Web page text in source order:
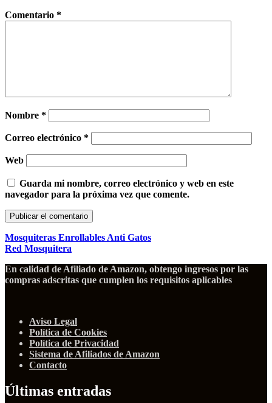
Comentario *
Nombre *
Correo electrónico *
Web
Guarda mi nombre, correo electrónico y web en este
navegador para la próxima vez que comente.
Mosquiteras Enrollables Anti Gatos
Red Mosquitera
En calidad de Afiliado de Amazon, obtengo ingresos por las
compras adscritas que cumplen los requisitos aplicables
Aviso Legal
Política de Cookies
Política de Privacidad
Sistema de Afiliados de Amazon
Contacto
Últimas entradas